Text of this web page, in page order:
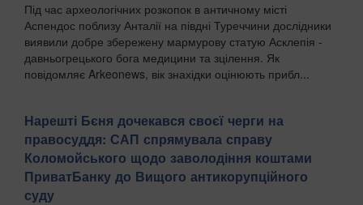
Під час археологічних розкопок в античному місті
Аспендос поблизу Анталії на півдні Туреччини дослідники
виявили добре збережену мармурову статую Асклепія -
давньогрецького бога медицини та зцілення. Як
повідомляє Arkeonews, вік знахідки оцінюють прибл...
Нарешті Бєня дочекався своєї черги на
правосуддя: САП спрямувала справу
Коломойського щодо заволодіння коштами
ПриватБанку до Вищого антикорупційного
суду